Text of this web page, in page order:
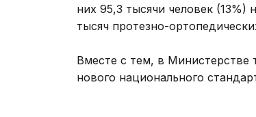
них 95,3 тысячи человек
тысяч протезно-
Вместе с тем, в Министерстве
нового национального